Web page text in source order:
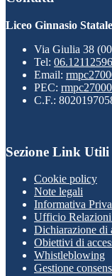
Liceo Ginnasio
Via Giulia 38
Tel:
Email:
PEC:
C.F.:
Sezione Link Utili
Cookie policy
Note legali
Informativa
Ufficio
Dichiarazione di
Obiettivi di
Whistleblowing
Gestione